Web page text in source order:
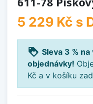
5 229 Kč s
loyalty Sleva 3 %
objednávky!
Kč a v košíku